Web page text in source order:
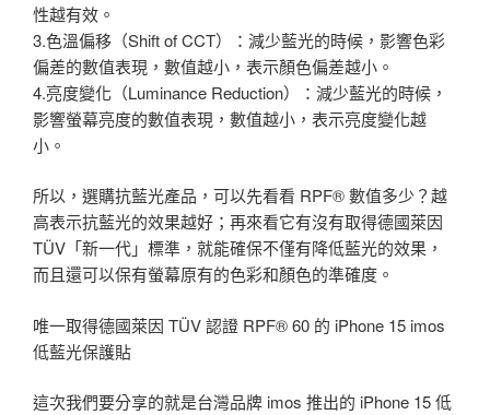
性越有效。
3.色溫偏移（Shift of CCT）：減少藍光的時候，影響色彩
偏差的數值表現，數值越小，表示顏色偏差越小。
4.亮度變化（Luminance Reduction）：減少藍光的時候，
影響螢幕亮度的數值表現，數值越小，表示亮度變化越
小。
所以，選購抗藍光產品，可以先看看 RPF® 數值多少？越
高表示抗藍光的效果越好；再來看它有沒有取得德國萊因
TÜV「新一代」標準，就能確保不僅有降低藍光的效果，
而且還可以保有螢幕原有的色彩和顏色的準確度。
唯一取得德國萊因 TÜV 認證 RPF® 60 的 iPhone 15 imos
低藍光保護貼
這次我們要分享的就是台灣品牌 imos 推出的 iPhone 15 低